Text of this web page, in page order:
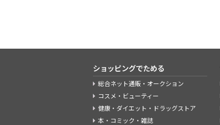
ショッピングでためる
総合ネット通販・オークション
コスメ・ビューティー
健康・ダイエット・ドラッグストア
本・コミック・雑誌